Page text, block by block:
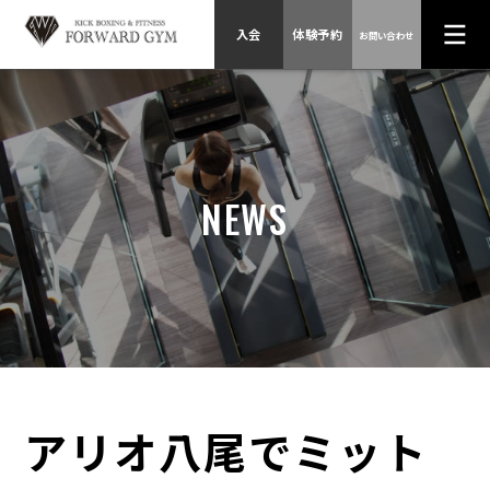
入会 体験予約 お問い合わせ
HOME
スケジュール、
プログラム
料金、入会方法
トレーナー紹介
店舗情報
お問い合わせ
NEWS
アリオ八尾でミット